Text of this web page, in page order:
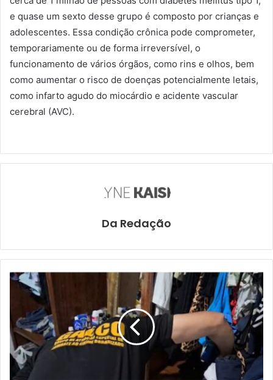
e quase um sexto desse grupo é composto por crianças e
adolescentes. Essa condição crônica pode comprometer,
temporariamente ou de forma irreversível, o
funcionamento de vários órgãos, como rins e olhos, bem
como aumentar o risco de doenças potencialmente letais,
como infarto agudo do miocárdio e acidente vascular
cerebral (AVC).
Da Redação